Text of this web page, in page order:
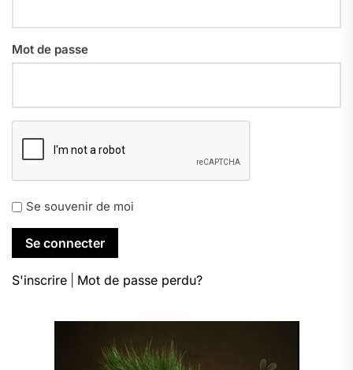
Mot de passe
Se souvenir de moi
S'inscrire Mot de passe perdu?